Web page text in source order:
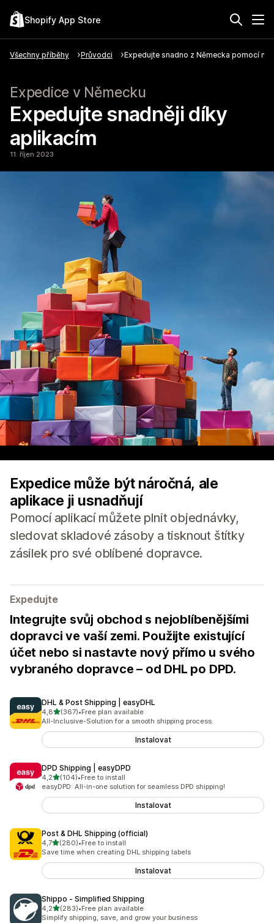
Shopify App Store
Všechny příběhy Průvodci Expedujte snadno z Německa pomocí
Expedice v Německu
Expedujte snadněji díky
aplikacím
11. říjen 2023
Expedice může být náročná, ale
aplikace ji usnadňují
Pomocí aplikací můžete plnit objednávky,
sledovat skladové zásoby a tisknout štítky
zásilek pro své oblíbené dopravce.
Expedujte
Integrujte svůj obchod s nejoblíbenějšími
dopravci ve vaší zemi. Použijte existující
účet nebo si nastavte nový přímo u svého
vybraného dopravce – od DHL po DPD.
DHL & Post Shipping | easyDHL
4,8z 5 hvězd
(367)
Celkový počet recenzí: 367
•Free plan available
All-Inclusive-Solution for a smooth shipping process.
Instalovat
DPD Shipping | easyDPD
4,2z 5 hvězd
(104)
Celkový počet recenzí: 104
•Free to install
easyDPD: All-in-one solution for seamless DPD shipping!
Instalovat
Post & DHL Shipping (official)
4,7z 5 hvězd
(280)
Celkový počet recenzí: 280
•Free to install
Save time when creating DHL shipping labels
Instalovat
Shippo ‑ Simplified Shipping
4,2z 5 hvězd
(283)
Celkový počet recenzí: 283
•Free plan available
Simplify shipping, save, and grow your business